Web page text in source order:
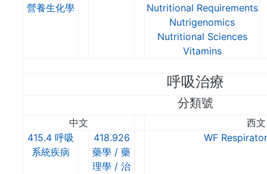
營養生化學
Nutritional Requirements
Nutrigenomics
Nutritional Sciences
Vitamins
呼吸治療
分類號
中文
西文
415.4 呼吸
系統疾病
418.926
藥學 / 藥
理學 / 治
WF